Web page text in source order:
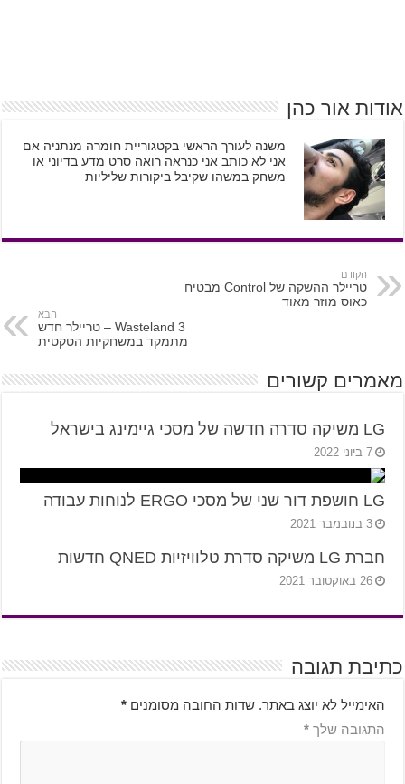
אודות אור כהן
משנה לעורך הראשי בקטגוריית חומרה מנתניה אם
אני לא כותב אני כנראה רואה סרט מדע בדיוני או
משחק במשהו שקיבל ביקורות שליליות
הקודם
טריילר ההשקה של Control מבטיח
כאוס מוזר מאוד
הבא
Wasteland 3 – טריילר חדש
מתמקד במשחקיות הטקטית
מאמרים קשורים
LG משיקה סדרה חדשה של מסכי גיימינג בישראל
7 ביוני 2022
LG חושפת דור שני של מסכי ERGO לנוחות עבודה
3 בנובמבר 2021
חברת LG משיקה סדרת טלוויזיות QNED חדשות
26 באוקטובר 2021
כתיבת תגובה
האימייל לא יוצג באתר. שדות החובה מסומנים *
התגובה שלך *